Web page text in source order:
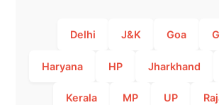
Delhi J&K Goa
Haryana HP Jharkhand
Kerala MP UP